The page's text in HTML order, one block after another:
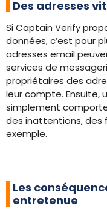
Des adresses
Si Captain Verify
données, c’est pour
adresses email
services de
propriétaires des
leur compte. Ensuite,
simplement
des inattentions, des
exemple.
Les
entretenue